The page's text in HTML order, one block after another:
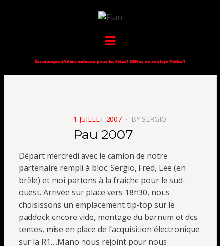
VOLKANIK-
ENDURANCE
Menu
POSTED
ON
1 JUILLET 2007 BY SERGIO
Pau 2007
Départ mercredi avec le camion de notre
partenaire rempli à bloc. Sergio, Fred, Lee (en
brêle) et moi partons à la fraîche pour le sud-
ouest. Arrivée sur place vers 18h30, nous
choisissons un emplacement tip-top sur le
paddock encore vide, montage du barnum et des
tentes, mise en place de l’acquisition électronique
sur la R1….Mano nous rejoint pour nous